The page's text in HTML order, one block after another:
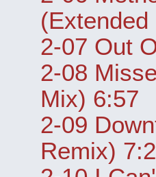
2-07 Out
2-08
Mix) 6:57
2-09
Remix)